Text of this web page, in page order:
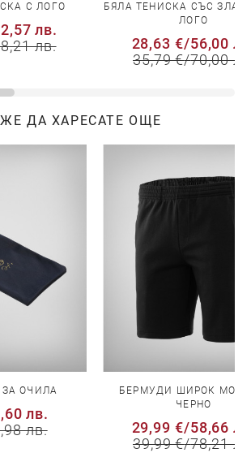
С ЛОГО
лв.
лв.
БЯЛА ТЕНИСКА СЪС
ЛОГО
28,63 €/56,00
35,79 €/70,00
ДА ХАРЕСАТЕ ОЩЕ
ОЧИЛА
лв.
лв.
БЕРМУДИ ШИРОК
ЧЕРНО
29,99 €/58,66
39,99 €/78,21